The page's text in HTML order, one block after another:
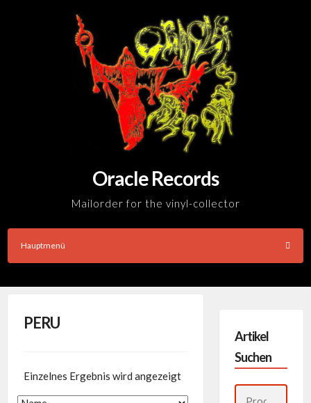
Oracle Records
Mailorder for the vinyl-collector
Hauptmenü
PERU
Einzelnes Ergebnis wird angezeigt
Artikel
Suchen